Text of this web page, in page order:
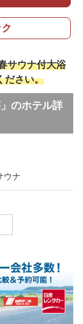
サウナ付大浴
ださい。
のホテル詳
ウナ